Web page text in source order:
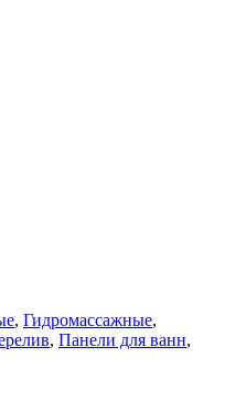
, Гидромассажные,
, Панели для ванн,